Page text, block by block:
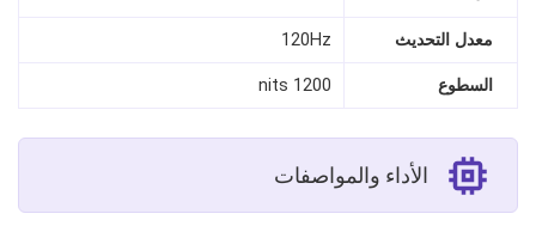
معدل التحديث 120Hz
السطوع 1200 nits
الأداء والمواصفات